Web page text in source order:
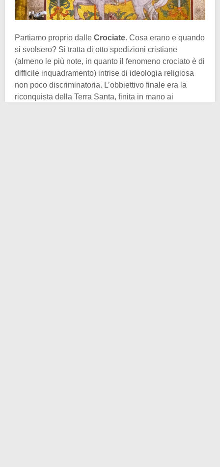
Partiamo proprio dalle Crociate. Cosa erano e quando
si svolsero? Si tratta di otto spedizioni cristiane
(almeno le più note, in quanto il fenomeno crociato è di
difficile inquadramento) intrise di ideologia religiosa
non poco discriminatoria. L’obbiettivo finale era la
riconquista della Terra Santa, finita in mano ai